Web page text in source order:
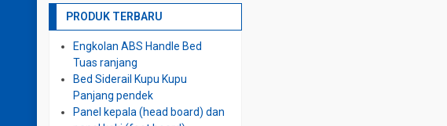
PRODUK TERBARU
Engkolan ABS Handle Bed
Tuas ranjang
Bed Siderail Kupu Kupu
Panjang pendek
Panel kepala (head board) dan